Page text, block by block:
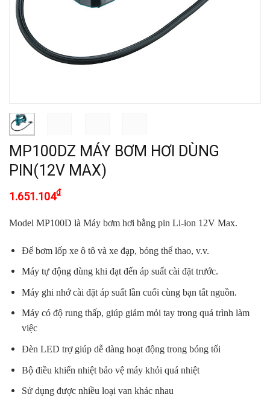
MP100DZ MÁY BƠM HƠI DÙNG
PIN(12V MAX)
1.651.104₫
Model MP100D là Máy bơm hơi bằng pin Li-ion 12V Max.
Để bơm lốp xe ô tô và xe đạp, bóng thể thao, v.v.
Máy tự động dùng khi đạt đến áp suất cài đặt trước.
Máy ghi nhớ cài đặt áp suất lần cuối cùng bạn tắt nguồn.
Máy có độ rung thấp, giúp giảm mỏi tay trong quá trình làm
việc
Đèn LED trợ giúp dễ dàng hoạt động trong bóng tối
Bộ điều khiển nhiệt bảo vệ máy khỏi quá nhiệt
Sử dụng được nhiều loại van khác nhau